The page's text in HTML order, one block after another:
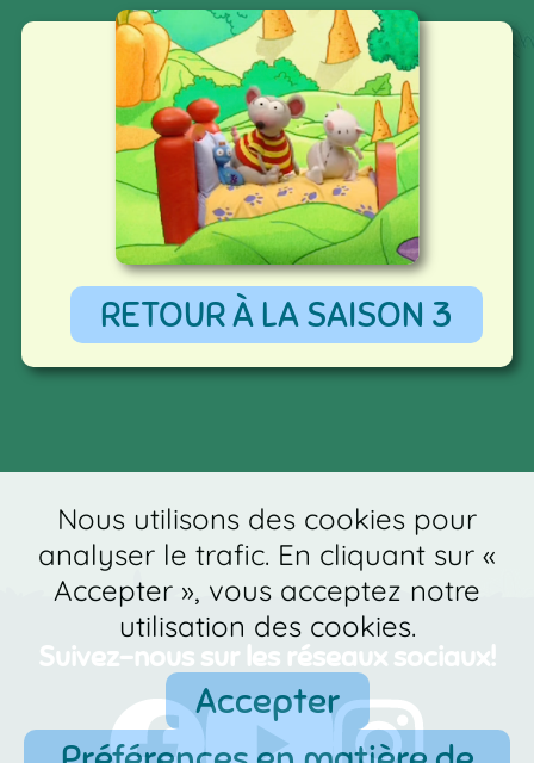
RETOUR À LA SAISON 3
Suivez-nous sur les réseaux sociaux!
Nous utilisons des cookies pour
analyser le trafic. En cliquant sur «
Accepter », vous acceptez notre
utilisation des cookies.
Accepter